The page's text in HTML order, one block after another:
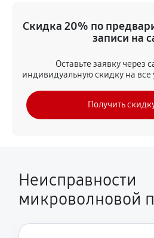
450 руб 60
Замена
900 руб 60
Замена
Замена платы
Скидка 20% по
записи на
Оставьте заявку через
индивидуальную скидку на все
Получить
Неисправности
микроволновой